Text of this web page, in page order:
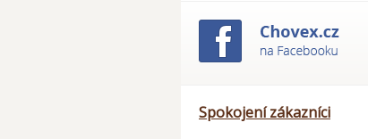
Spokojení zákazníci